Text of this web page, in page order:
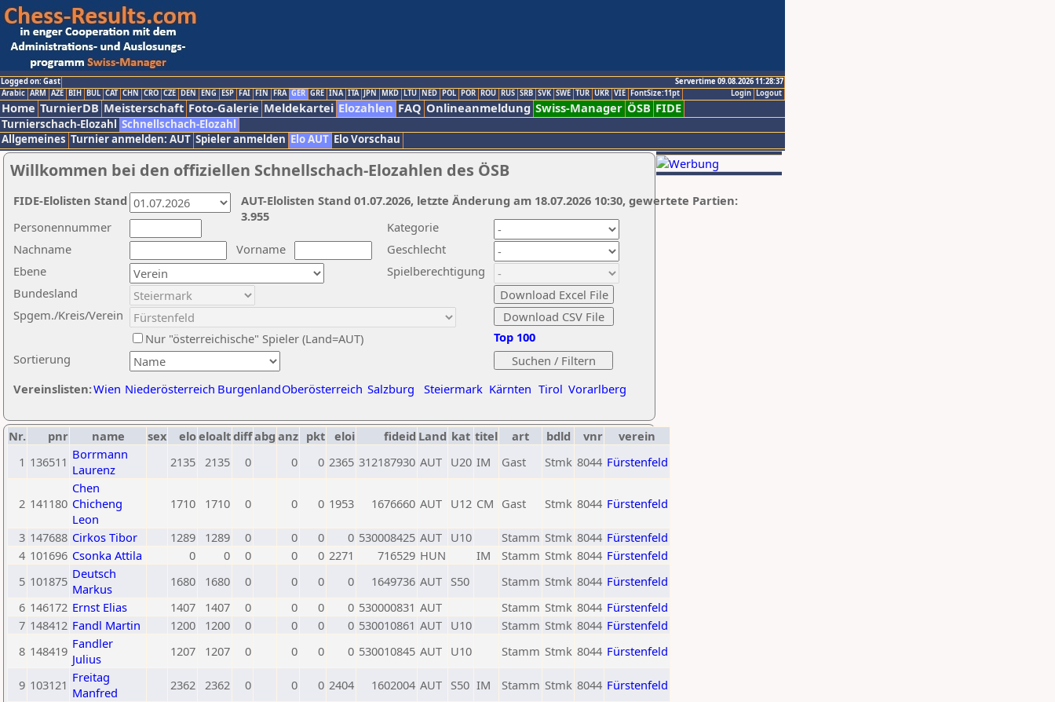
Logged on: Gast
Servertime 09.08.2026 11:28:37
Logout
Login
Arabic ARM AZE BIH BUL CAT CHN CRO CZE DEN ENG ESP FAI FIN FRA GER GRE INA ITA JPN MKD LTU NED POL POR ROU RUS SRB SVK SWE TUR UKR VIE FontSize:11pt
Home TurnierDB Meisterschaft Foto-Galerie Meldekartei Elozahlen FAQ Onlineanmeldung Swiss-Manager ÖSB FIDE
Turnierschach-Elozahl Schnellschach-Elozahl
Allgemeines Turnier anmelden: AUT Spieler anmelden Elo AUT Elo Vorschau
Willkommen bei den offiziellen Schnellschach-Elozahlen des ÖSB
Nachname
Vorname
Ebene
Kategorie
Sortierung
Personennummer
Bundesland
Spgem./Kreis/Verein
Geschlecht
Nur "österreichische" Spieler (Land=AUT)
Spielberechtigung
Vereinslisten:Wien Niederösterreich BurgenlandOberösterreich Salzburg Steiermark Kärnten Tirol Vorarlberg
Top 100
AUT-Elolisten Stand 01.07.2026, letzte Änderung am 18.07.2026 10:30, gewertete Partien:
3.955
FIDE-Elolisten Stand
Nr. pnr name sex eloeloaltdiffabg anz pkt eloi fideid Land kat titel art bdld vnr
verein
1 136511 Borrmann
Laurenz
2135 2135 0 0 0 2365 312187930 AUT U20 IM Gast Stmk 8044 Fürstenfeld
2 141180
Chen
Chicheng
Leon
1710 1710 0 0 0 1953 1676660 AUT U12 CM Gast Stmk 8044 Fürstenfeld
3 147688 Cirkos Tibor 1289 1289 0 0 0 0 530008425 AUT U10 Stamm Stmk 8044 Fürstenfeld
4 101696 Csonka Attila 0 0 0 0 0 2271 716529 HUN IM Stamm Stmk 8044 Fürstenfeld
5 101875 Deutsch
Markus
1680 1680 0 0 0 0 1649736 AUT S50 Stamm Stmk 8044 Fürstenfeld
6 146172 Ernst Elias 1407 1407 0 0 0 0 530000831 AUT Stamm Stmk 8044 Fürstenfeld
7 148412 Fandl Martin 1200 1200 0 0 0 0 530010861 AUT U10 Stamm Stmk 8044 Fürstenfeld
8 148419 Fandler
Julius
1207 1207 0 0 0 0 530010845 AUT U10 Stamm Stmk 8044 Fürstenfeld
9 103121 Freitag
Manfred
2362 2362 0 0 0 2404 1602004 AUT S50 IM Stamm Stmk 8044 Fürstenfeld